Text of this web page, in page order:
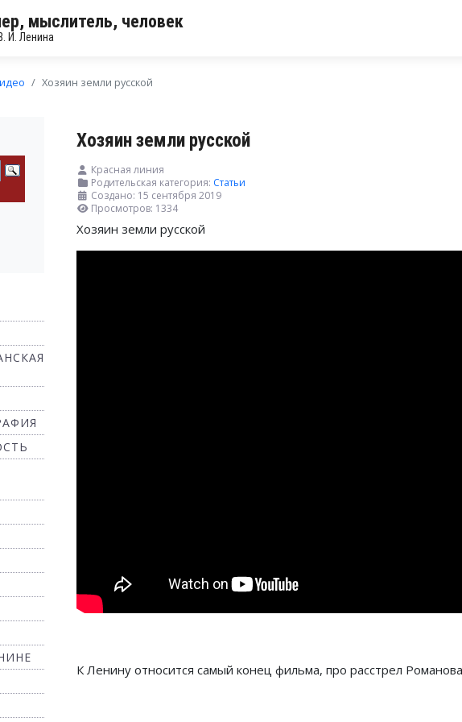
мыслитель, человек
И. Ленина
Хозяин земли русской
Хозяин земли русской
Красная линия
Родительская категория: Статьи
Создано: 15 сентября 2019
Просмотров: 1334
Хозяин земли русской
К Ленину относится самый конец фильма, про расстрел Романова